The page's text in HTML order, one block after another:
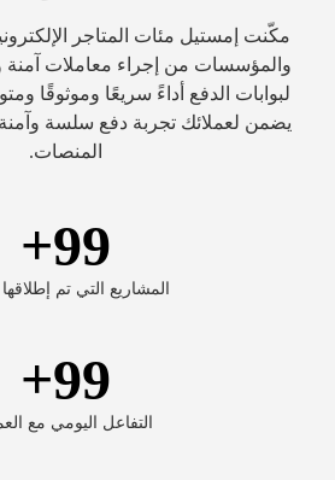
مكّنت إمستيل مئات المتاجر
والمؤسسات من إجراء معاملات آمنة
لبوابات الدفع أداءً سريعًا وموثوقًا
يضمن لعملائك تجربة دفع سلسة
المنصات.
المشاريع التي تم
99
+
التفاعل اليومي مع
99
+